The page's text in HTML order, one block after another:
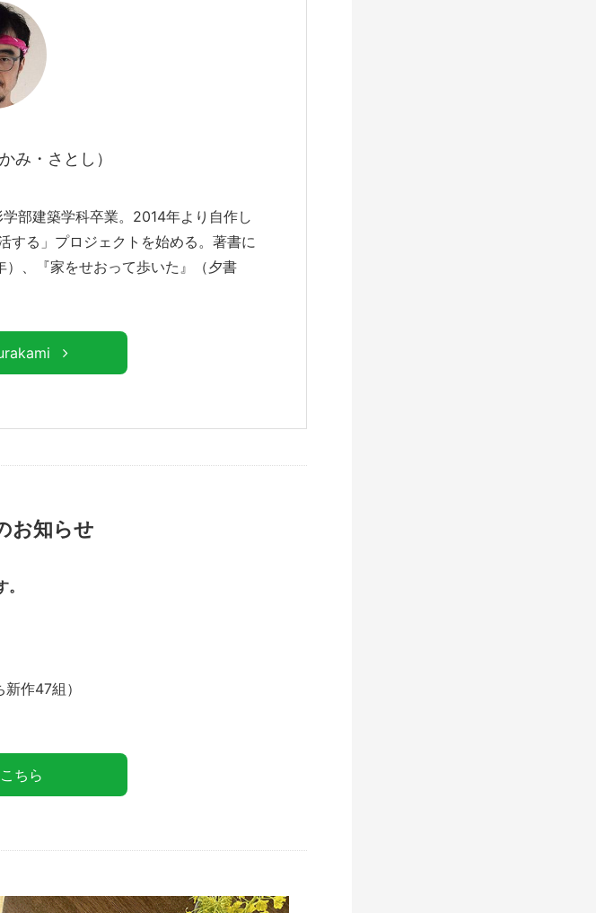
み・さとし）
部建築学科卒業。2014年より自作し
する」プロジェクトを始める。著書に
）、『家をせおって歩いた』（夕書
お知らせ
作47組）
ちら